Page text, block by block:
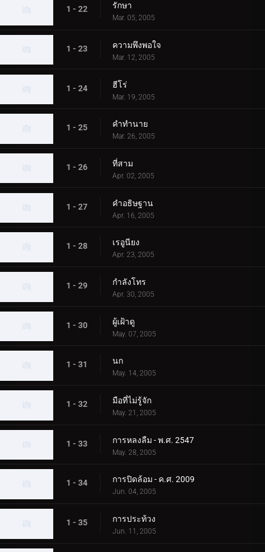
1 - 22 รักษา
Mar. 05, 2005
1 - 23 ความพึงพอใจ
Mar. 12, 2005
1 - 24 ฮีโร่
Mar. 19, 2005
1 - 25 คำทำนาย
Mar. 26, 2005
1 - 26 ที่สาม
Apr. 02, 2005
1 - 27 คำอธิษฐาน
Apr. 16, 2005
1 - 28 เรอูนียง
Apr. 23, 2005
1 - 29 กำลังโทร
Apr. 30, 2005
1 - 30 ผู้เฝ้าดู
May. 07, 2005
1 - 31 นก
May. 14, 2005
1 - 32 มือที่ไม่รู้จัก
May. 21, 2005
1 - 33 การหลงลืม - พ.ศ. 2547
May. 28, 2005
1 - 34 การปิดล้อม - ค.ศ. 2009
Jun. 04, 2005
1 - 35 การประท้วง
Jun. 11, 2005